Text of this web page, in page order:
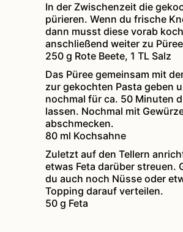
In der Zwischenzeit die
pürieren. Wenn du frische
dann musst diese vorab
anschließend weiter zu
250 g Rote Beete, 1 TL Salz
Das Püree gemeinsam mit
zur gekochten Pasta geben
nochmal für ca. 50 Minuten
lassen. Nochmal mit
abschmecken.
80 ml Kochsahne
Zuletzt auf den Tellern
etwas Feta darüber streuen.
du auch noch Nüsse oder
Topping darauf verteilen.
50 g Feta